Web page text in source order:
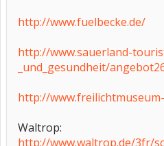
http://www.fuelbecke.de/
http://www.sauerland-
_und_gesundheit/
http://
Waltrop:
http://www.waltrop.de/3fr/